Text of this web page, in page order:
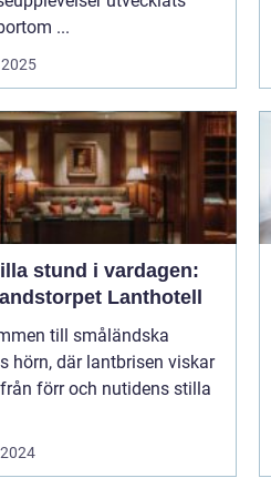
...
stund i vardagen:
Lanthotell
till småländska
hörn, där lantbrisen viskar
förr och nutidens stilla